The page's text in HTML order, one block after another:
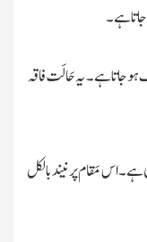
ہے۔
جاتا ہے۔ یہ حَالَت فاقہ
ہے۔اس مَقام پر نیند بالکل